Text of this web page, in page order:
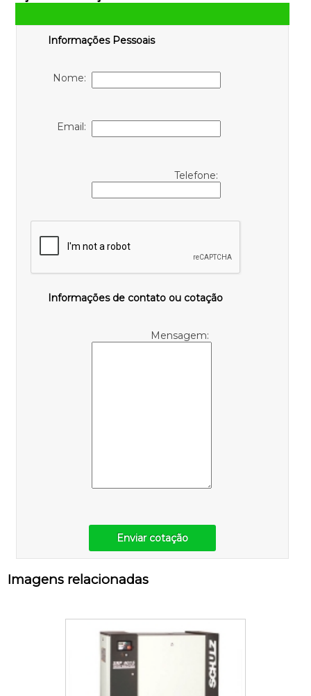
Informações Pessoais
Nome:
Email:
Telefone:
Informações de contato ou cotação
Mensagem:
Enviar cotação
Imagens relacionadas